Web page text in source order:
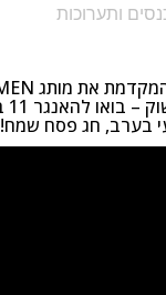
ותערוכות
בתל אביב להתרשם ולהנות!
בערב, חג פסח שמח!